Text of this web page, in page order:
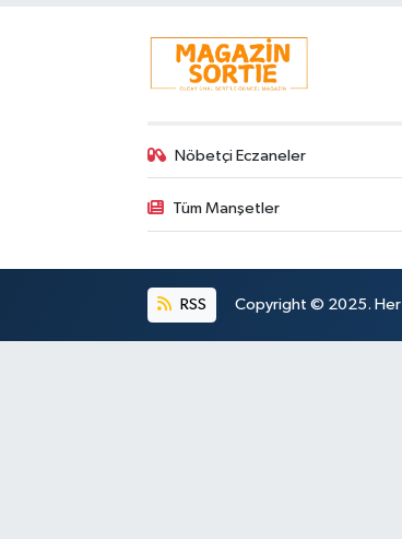
Nöbetçi Eczaneler
Tüm Manşetler
RSS Copyright © 2025. Her